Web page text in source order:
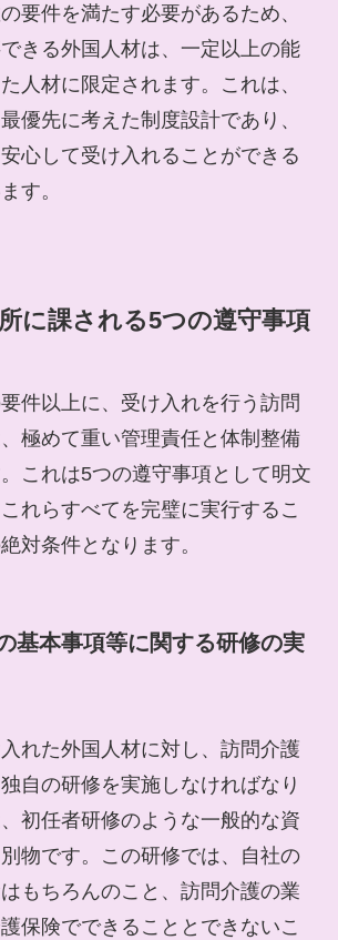
要件を満たす必要があるため、
きる外国人材は、一定以上の能
人材に限定されます。これは、
優先に考えた制度設計であり、
心して受け入れることができる
す。
に課される5つの遵守事項
件以上に、受け入れを行う訪問
極めて重い管理責任と体制整備
これは5つの遵守事項として明文
れらすべてを完璧に実行するこ
対条件となります。
基本事項等に関する研修の実
れた外国人材に対し、訪問介護
自の研修を実施しなければなり
初任者研修のような一般的な資
物です。この研修では、自社の
もちろんのこと、訪問介護の業
保険でできることとできないこ